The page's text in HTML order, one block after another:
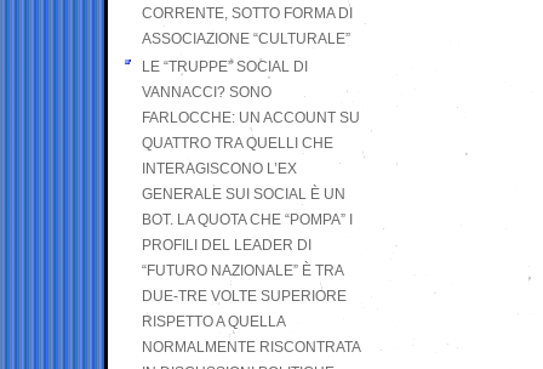
CORRENTE, SOTTO FORMA DI
ASSOCIAZIONE “CULTURALE”
LE “TRUPPE” SOCIAL DI
VANNACCI? SONO
FARLOCCHE: UN ACCOUNT SU
QUATTRO TRA QUELLI CHE
INTERAGISCONO L’EX
GENERALE SUI SOCIAL È UN
BOT. LA QUOTA CHE “POMPA” I
PROFILI DEL LEADER DI
“FUTURO NAZIONALE” È TRA
DUE-TRE VOLTE SUPERIORE
RISPETTO A QUELLA
NORMALMENTE RISCONTRATA